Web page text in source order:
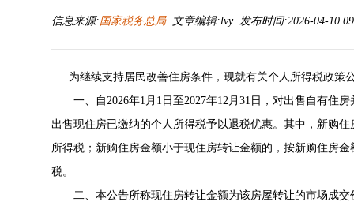
信息来源:国家税务总局文章编辑:lvy 发布时间:2026-04-10
为继续支持居民改善住房条件，现就有关个人所得税政策
一、自2026年1月1日至2027年12月31日，对出售自有住
出售现住房已缴纳的个人所得税予以退税优惠。其中，新购
所得税；新购住房金额小于现住房转让金额的，按新购住房
税。
二、本公告所称现住房转让金额为该房屋转让的市场成交